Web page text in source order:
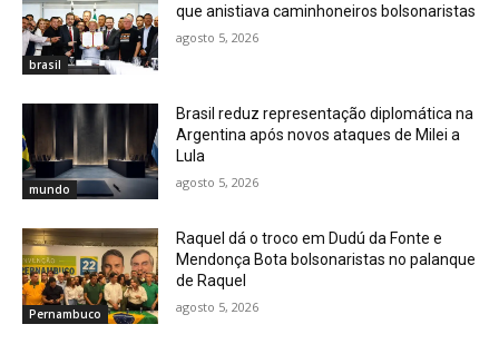
brasil
que anistiava caminhoneiros bolsonaristas
agosto 5, 2026
mundo
Brasil reduz representação diplomática na
Argentina após novos ataques de Milei a
Lula
agosto 5, 2026
Pernambuco
Raquel dá o troco em Dudú da Fonte e
Mendonça Bota bolsonaristas no palanque
de Raquel
agosto 5, 2026